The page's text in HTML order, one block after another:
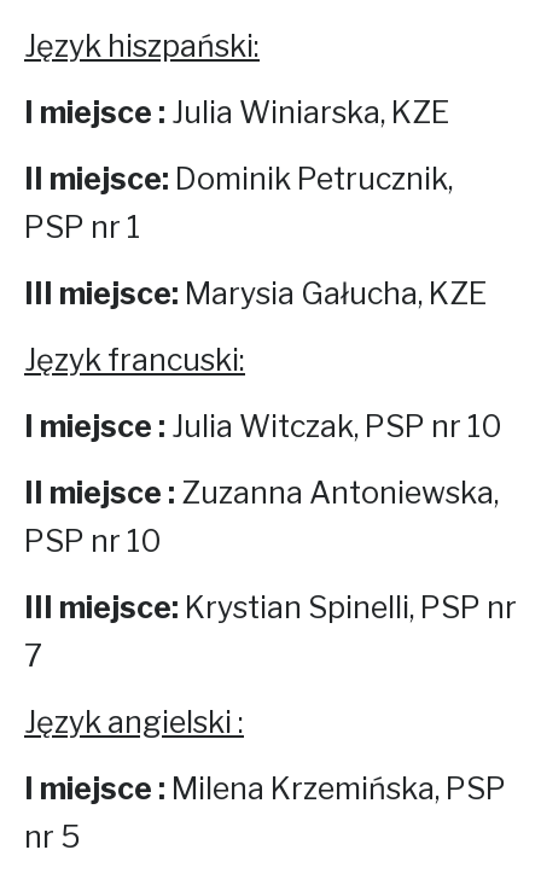
Język hiszpański:
I miejsce : Julia Winiarska, KZE
II miejsce: Dominik Petrucznik,
PSP nr 1
III miejsce: Marysia Gałucha, KZE
Język francuski:
I miejsce : Julia Witczak, PSP nr 10
II miejsce : Zuzanna Antoniewska,
PSP nr 10
III miejsce: Krystian Spinelli, PSP nr
7
Język angielski :
I miejsce : Milena Krzemińska, PSP
nr 5